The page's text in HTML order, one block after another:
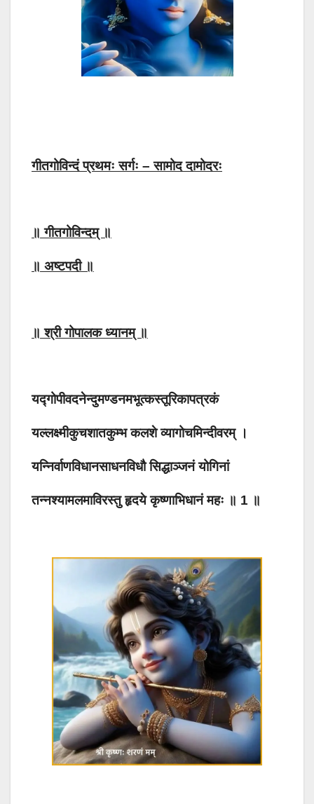
गीतगोविन्दं प्रथमः सर्गः – सामोद दामोदरः
॥ गीतगोविन्दम् ॥
॥ अष्टपदी ॥
॥ श्री गोपालक ध्यानम् ॥
यद्गोपीवदनेन्दुमण्डनमभूत्कस्तूरिकापत्रकं
यल्लक्ष्मीकुचशातकुम्भ कलशे व्यागोचमिन्दीवरम् ।
यन्निर्वाणविधानसाधनविधौ सिद्धाञ्जनं योगिनां
तन्नश्यामलमाविरस्तु हृदये कृष्णाभिधानं महः ॥ 1 ॥